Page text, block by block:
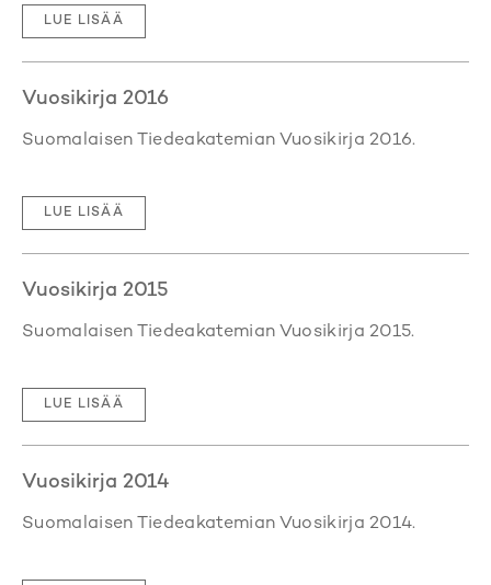
LUE LISÄÄ
Vuosikirja 2016
Suomalaisen Tiedeakatemian Vuosikirja 2016.
LUE LISÄÄ
Vuosikirja 2015
Suomalaisen Tiedeakatemian Vuosikirja 2015.
LUE LISÄÄ
Vuosikirja 2014
Suomalaisen Tiedeakatemian Vuosikirja 2014.